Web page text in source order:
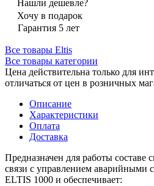
Нашли дешевле?
Хочу в подарок
Гарантия 5 лет
Все товары Eltis
Все товары категории
Цена действительна только для
отличаться от цен в розничных
Описание
Характеристики
Оплата
Доставка
Предназначен для работы составе
связи с управлением аварийными
ELTIS 1000 и обеспечивает: